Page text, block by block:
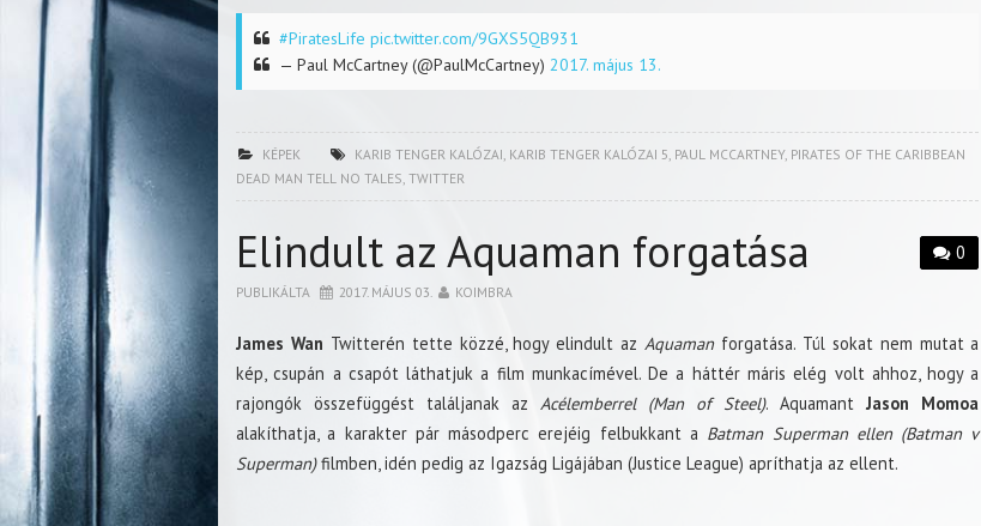
#PiratesLife pic.twitter.com/9GXS5QB931
— Paul McCartney (@PaulMcCartney) 2017. május 13.
KÉPEK KARIB TENGER KALÓZAI, KARIB TENGER KALÓZAI 5, PAUL MCCARTNEY, PIRATES OF THE CARIBBEAN
DEAD MAN TELL NO TALES, TWITTER
0
Elindult az Aquaman forgatása
PUBLIKÁLTA 2017. MÁJUS 03. KOIMBRA
James Wan Twitterén tette közzé, hogy elindult azAquamanforgatása. Túl sokat nem mutat a
kép, csupán a csapót láthatjuk a film munkacímével. De a háttér máris elég volt ahhoz, hogy a
rajongók összefüggést találjanak azAcélemberrel (Man of Steel). AquamantJason Momoa
alakíthatja, a karakter pár másodperc erejéig felbukkant a Batman Superman ellen (Batman v
Superman)filmben, idén pedig az Igazság Ligájában (Justice League) apríthatja az ellent.